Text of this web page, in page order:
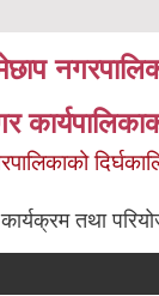
कार्यक्रम तथा